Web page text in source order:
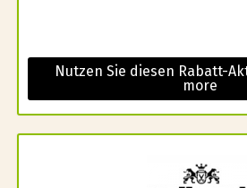
Nutzen Sie diesen Rabatt-
more